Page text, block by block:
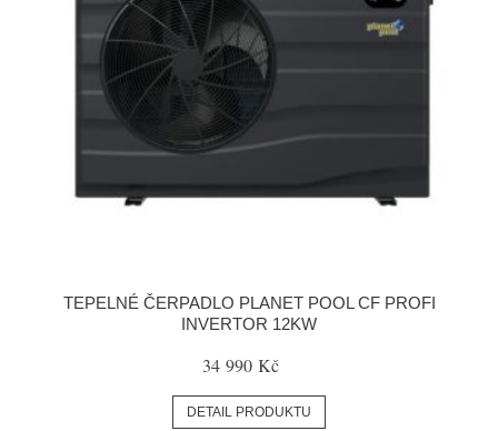
TEPELNÉ ČERPADLO PLANET POOL CF PROFI
INVERTOR 12KW
34 990 Kč
DETAIL PRODUKTU